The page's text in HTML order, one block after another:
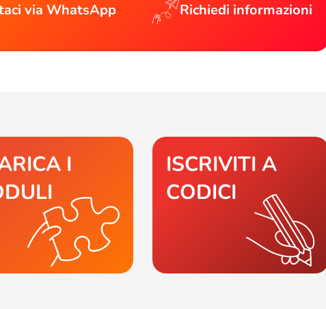
via WhatsApp Richiedi informazioni
I
ISCRIVITI A
CODICI